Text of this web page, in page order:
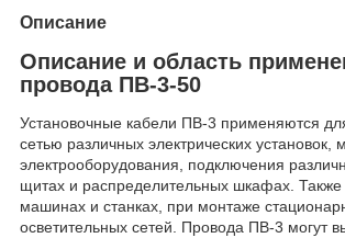
Описание
Описание и область
провода ПВ-3-50
Установочные кабели ПВ-3 применяются
сетью различных электрических установок,
электрооборудования, подключения
щитах и распределительных шкафах. Также
машинах и станках, при монтаже
осветительных сетей. Провода ПВ-3 могут